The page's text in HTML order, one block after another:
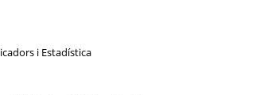
i Estadística